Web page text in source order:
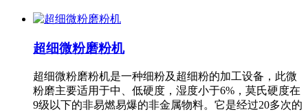
超细微粉磨粉机
超细微粉磨粉机是一种细粉及超细粉的加工设备，此微
粉磨主要适用于中、低硬度，湿度小于6%，莫氏硬度在
9级以下的非易燃易爆的非金属物料。它是经过20多次的